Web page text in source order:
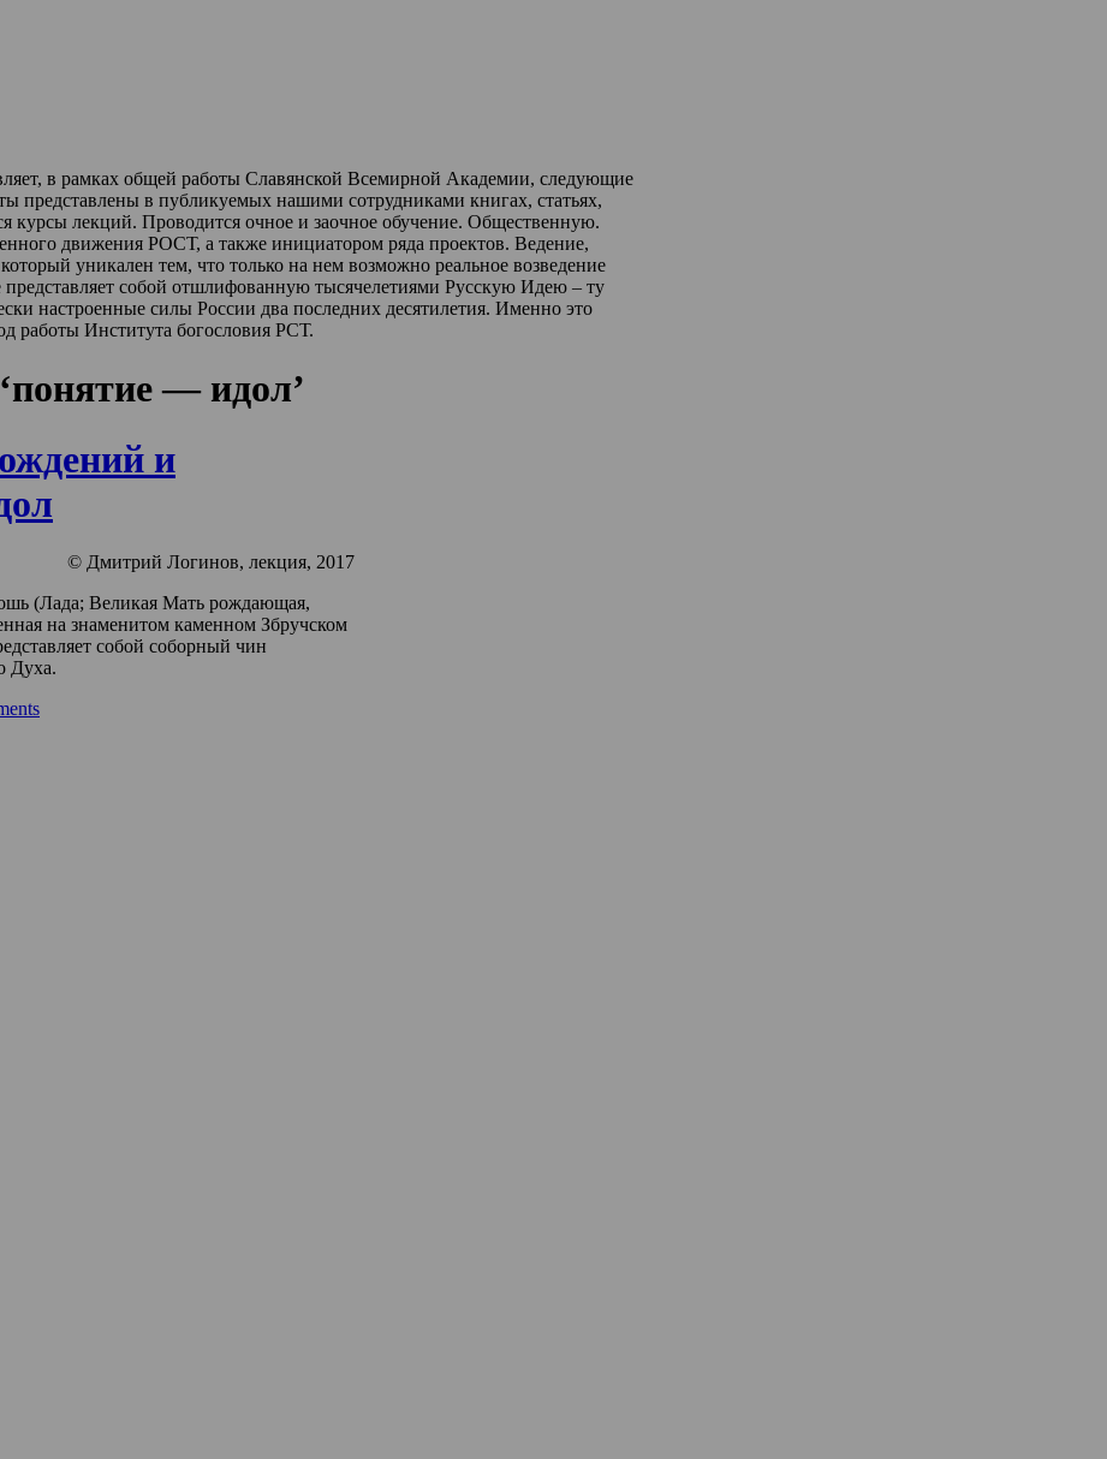
в рамках общей работы Славянской Всемирной Академии, следующие
представлены в публикуемых нашими сотрудниками книгах, статьях,
курсы лекций. Проводится очное и заочное обучение. Общественную.
движения РОСТ, а также инициатором ряда проектов. Ведение,
уникален тем, что только на нем возможно реальное возведение
собой отшлифованную тысячелетиями Русскую Идею – ту
настроенные силы России два последних десятилетия. Именно это
работы Института богословия РСТ.
— идол’
и
© Дмитрий Логинов, лекция, 2017
(Лада; Великая Мать рождающая,
на знаменитом каменном Збручском
собой соборный чин
Духа.